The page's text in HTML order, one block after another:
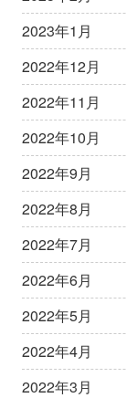
2023年1月
2022年12月
2022年11月
2022年10月
2022年9月
2022年8月
2022年7月
2022年6月
2022年5月
2022年4月
2022年3月